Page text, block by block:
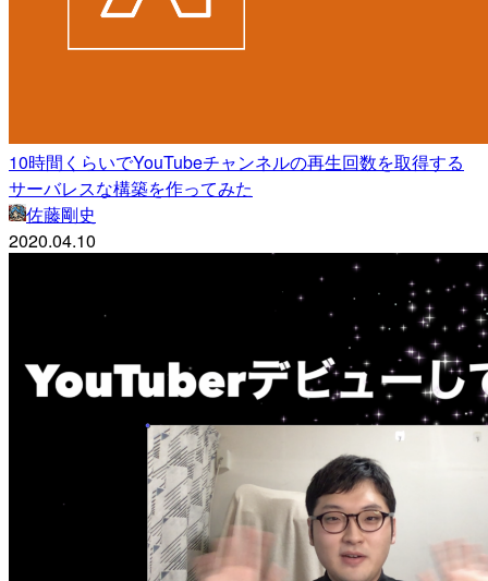
10時間くらいでYouTubeチャンネルの再生回数を取得する
サーバレスな構築を作ってみた
佐藤剛史
2020.04.10